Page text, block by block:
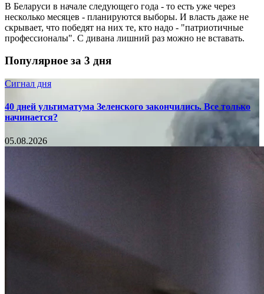
В Беларуси в начале следующего года - то есть уже через
несколько месяцев - планируются выборы. И власть даже не
скрывает, что победят на них те, кто надо - "патриотичные
профессионалы". С дивана лишний раз можно не вставать.
Популярное за 3 дня
Сигнал дня
40 дней ультиматума Зеленского закончились. Все только
начинается?
05.08.2026